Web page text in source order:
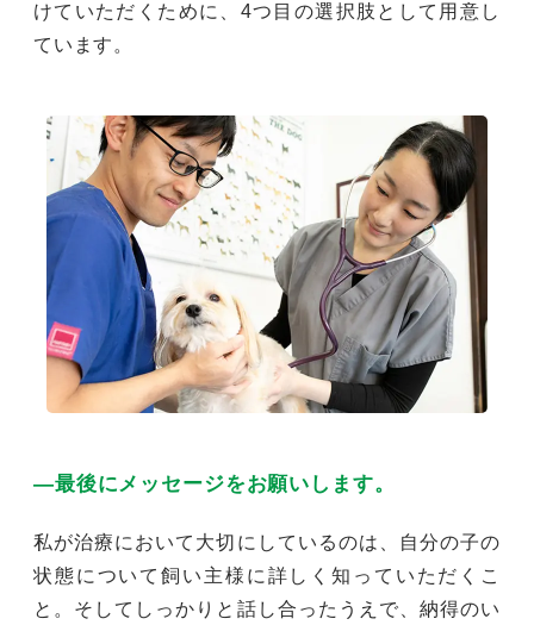
けていただくために、4つ目の選択肢として用意し
ています。
―最後にメッセージをお願いします。
私が治療において大切にしているのは、自分の子の
状態について飼い主様に詳しく知っていただくこ
と。そしてしっかりと話し合ったうえで、納得のい